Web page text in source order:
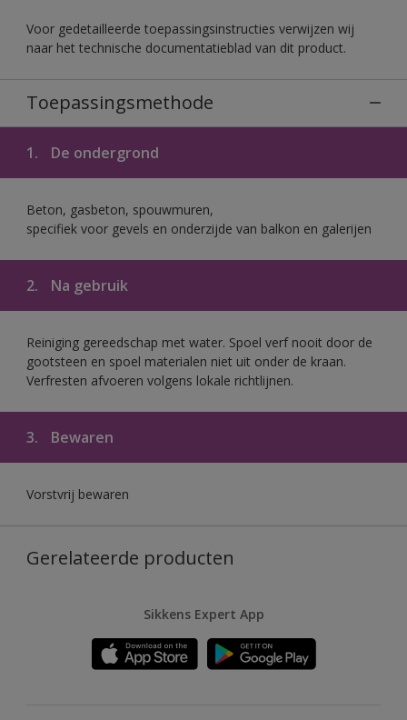
Voor gedetailleerde toepassingsinstructies verwijzen wij
naar het technische documentatieblad van dit product.
Toepassingsmethode
1. De ondergrond
Beton, gasbeton, spouwmuren,
specifiek voor gevels en onderzijde van balkon en galerijen
2. Na gebruik
Reiniging gereedschap met water. Spoel verf nooit door de
gootsteen en spoel materialen niet uit onder de kraan.
Verfresten afvoeren volgens lokale richtlijnen.
3. Bewaren
Vorstvrij bewaren
Gerelateerde producten
Sikkens Expert App